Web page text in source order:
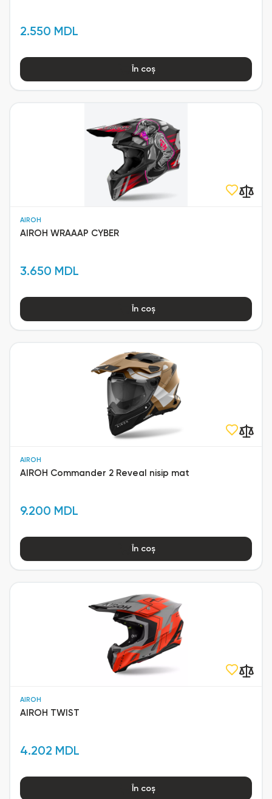
2.550 MDL
În coș
AIROH
AIROH WRAAAP CYBER
3.650 MDL
În coș
AIROH
AIROH Commander 2 Reveal nisip mat
9.200 MDL
În coș
AIROH
AIROH TWIST
4.202 MDL
În coș